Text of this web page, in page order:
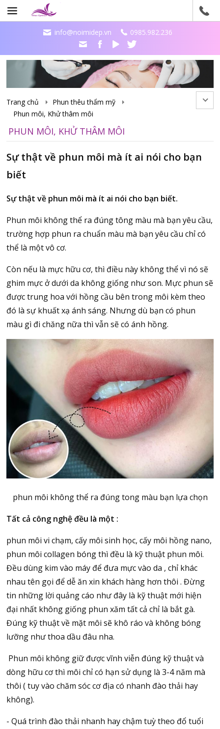
info@noimidep.vn 0985.982.236
Trang chủ
Phun thêu thẩm mỹ
Phun môi, Khử thâm môi
PHUN MÔI, KHỬ THÂM MÔI
Sự thật về phun môi mà ít ai nói cho bạn
biết
Sự thật về phun môi mà ít ai nói cho bạn biết.
Phun môi không thể ra đúng tông màu mà bạn yêu cầu,
trường hợp phun ra chuẩn màu mà bạn yêu cầu chỉ có
thể là một vô cơ.
Còn nếu là mực hữu cơ, thì điều này không thể vì nó sẽ
ghim mực ở dưới da không giống như son. Mực phun sẽ
được trung hoa với hồng cầu bên trong môi kèm theo
đó là sự khuất xạ ánh sáng. Nhưng dù bạn có phun
màu gì đi chăng nữa thì vẫn sẽ có ánh hồng.
phun môi không thể ra đúng tong màu bạn lựa chọn
Tất cả công nghệ đều là một :
phun môi vi chạm, cấy môi sinh học, cấy môi hồng nano,
phun môi collagen bóng thì đều là kỹ thuật phun môi.
Đều dùng kim vào máy để đưa mực vào da , chỉ khác
nhau tên gọi để dễ ăn xin khách hàng hơn thôi . Đừng
tin những lời quảng cáo như đây là kỹ thuật mới hiện
đại nhất không giống phun xăm tất cả chỉ là bắt gà.
Đúng kỹ thuật về mặt môi sẽ khô ráo và không bóng
lưỡng như thoa dầu đâu nha.
Phun môi không giữ được vĩnh viễn đúng kỹ thuật và
dòng hữu cơ thì môi chỉ có hạn sử dụng là 3-4 năm mà
thôi ( tuy vào chăm sóc cơ địa có nhanh đào thải hay
không).
- Quá trình đào thải nhanh hay chậm tuỳ theo đổ tuổi